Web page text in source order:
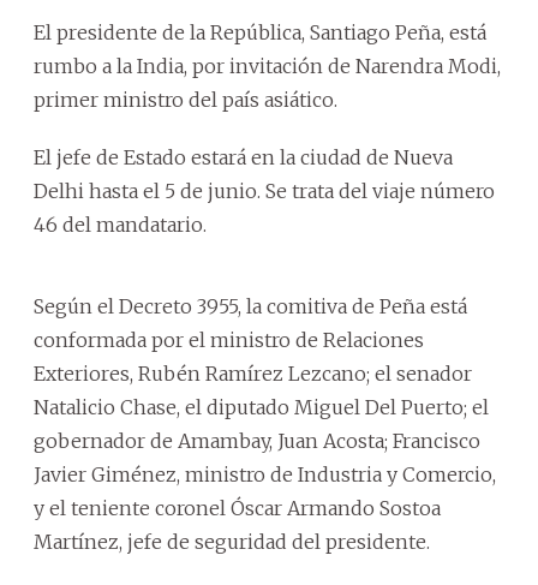
El presidente de la República, Santiago Peña, está
rumbo a la India, por invitación de Narendra Modi,
primer ministro del país asiático.
El jefe de Estado estará en la ciudad de Nueva
Delhi hasta el 5 de junio. Se trata del viaje número
46 del mandatario.
Según el Decreto 3955, la comitiva de Peña está
conformada por el ministro de Relaciones
Exteriores, Rubén Ramírez Lezcano; el senador
Natalicio Chase, el diputado Miguel Del Puerto; el
gobernador de Amambay, Juan Acosta; Francisco
Javier Giménez, ministro de Industria y Comercio,
y el teniente coronel Óscar Armando Sostoa
Martínez, jefe de seguridad del presidente.